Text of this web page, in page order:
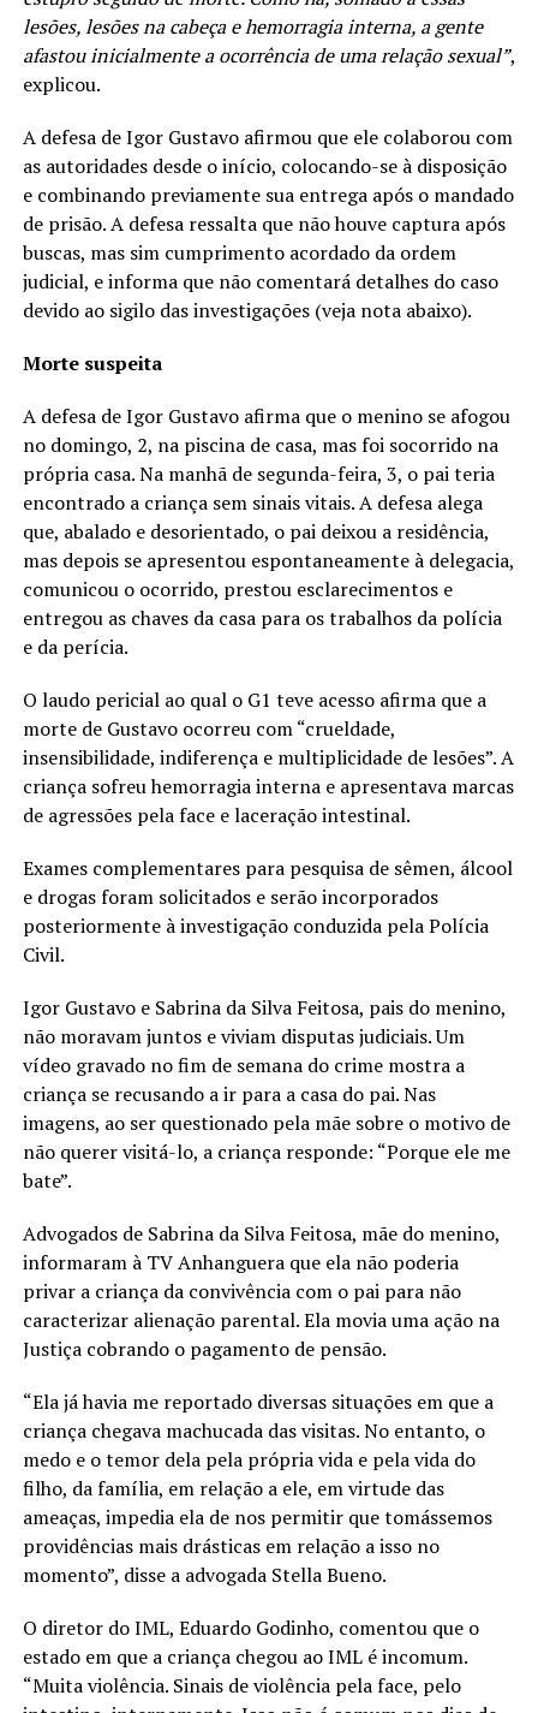
lesões, lesões na cabeça e hemorragia interna, a gente
afastou inicialmente a ocorrência de uma relação sexual”,
explicou.
A defesa de Igor Gustavo afirmou que ele colaborou com
as autoridades desde o início, colocando-se à disposição
e combinando previamente sua entrega após o mandado
de prisão. A defesa ressalta que não houve captura após
buscas, mas sim cumprimento acordado da ordem
judicial, e informa que não comentará detalhes do caso
devido ao sigilo das investigações (veja nota abaixo).
Morte suspeita
A defesa de Igor Gustavo afirma que o menino se afogou
no domingo, 2, na piscina de casa, mas foi socorrido na
própria casa. Na manhã de segunda-feira, 3, o pai teria
encontrado a criança sem sinais vitais. A defesa alega
que, abalado e desorientado, o pai deixou a residência,
mas depois se apresentou espontaneamente à delegacia,
comunicou o ocorrido, prestou esclarecimentos e
entregou as chaves da casa para os trabalhos da polícia
e da perícia.
O laudo pericial ao qual o G1 teve acesso afirma que a
morte de Gustavo ocorreu com “crueldade,
insensibilidade, indiferença e multiplicidade de lesões”. A
criança sofreu hemorragia interna e apresentava marcas
de agressões pela face e laceração intestinal.
Exames complementares para pesquisa de sêmen, álcool
e drogas foram solicitados e serão incorporados
posteriormente à investigação conduzida pela Polícia
Civil.
Igor Gustavo e Sabrina da Silva Feitosa, pais do menino,
não moravam juntos e viviam disputas judiciais. Um
vídeo gravado no fim de semana do crime mostra a
criança se recusando a ir para a casa do pai. Nas
imagens, ao ser questionado pela mãe sobre o motivo de
não querer visitá-lo, a criança responde: “Porque ele me
bate”.
Advogados de Sabrina da Silva Feitosa, mãe do menino,
informaram à TV Anhanguera que ela não poderia
privar a criança da convivência com o pai para não
caracterizar alienação parental. Ela movia uma ação na
Justiça cobrando o pagamento de pensão.
“Ela já havia me reportado diversas situações em que a
criança chegava machucada das visitas. No entanto, o
medo e o temor dela pela própria vida e pela vida do
filho, da família, em relação a ele, em virtude das
ameaças, impedia ela de nos permitir que tomássemos
providências mais drásticas em relação a isso no
momento”, disse a advogada Stella Bueno.
O diretor do IML, Eduardo Godinho, comentou que o
estado em que a criança chegou ao IML é incomum.
“Muita violência. Sinais de violência pela face, pelo